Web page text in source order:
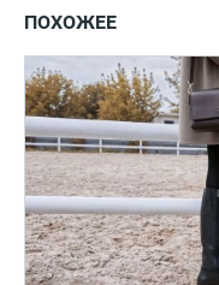
ПОХОЖЕЕ